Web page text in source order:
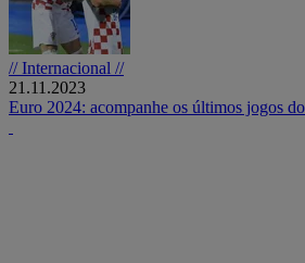
// Internacional //
21.11.2023
Euro 2024: acompanhe os últimos jogos